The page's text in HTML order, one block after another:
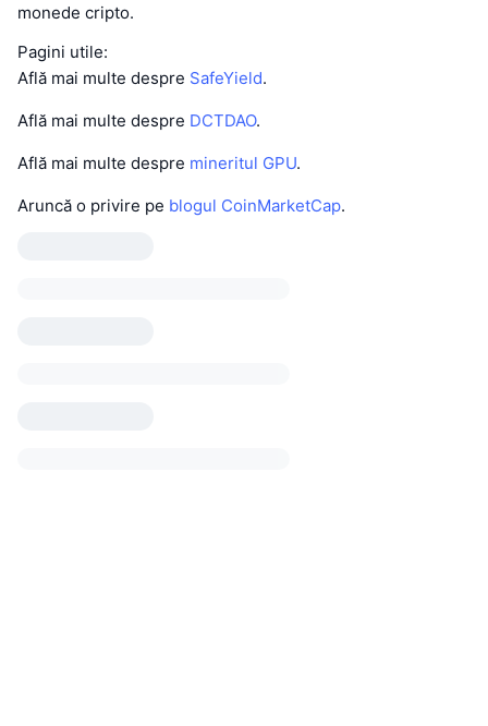
monede cripto.
Pagini utile:
Află mai multe despre SafeYield.
Află mai multe despre DCTDAO.
Află mai multe despre mineritul GPU.
Aruncă o privire pe blogul CoinMarketCap.